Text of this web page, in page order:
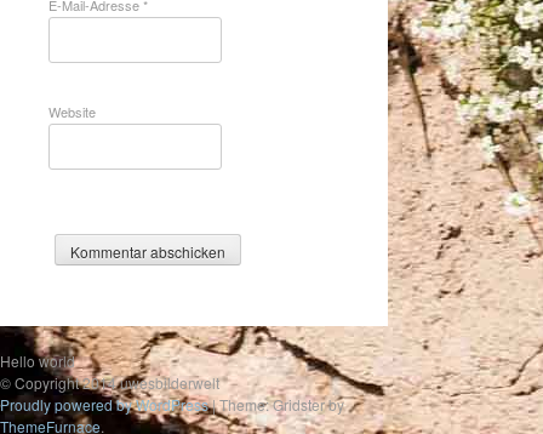
E-Mail-Adresse*
Website
Hello world
© Copyright 2014 uwesbilderwelt
Proudly powered by WordPress|Theme: Gridster by
ThemeFurnace.